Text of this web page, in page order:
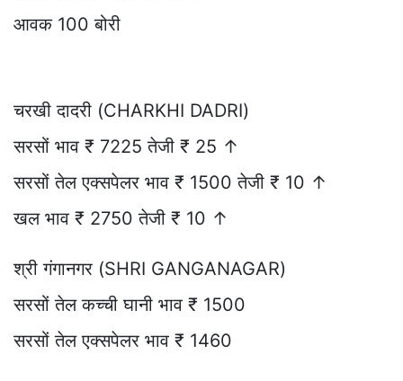
आवक 100 बोरी
चरखी दादरी (CHARKHI DADRI)
सरसों भाव ₹ 7225 तेजी ₹ 25 ↑
सरसों तेल एक्सपेलर भाव ₹ 1500 तेजी ₹ 10 ↑
खल भाव ₹ 2750 तेजी ₹ 10 ↑
श्री गंगानगर (SHRI GANGANAGAR)
सरसों तेल कच्ची घानी भाव ₹ 1500
सरसों तेल एक्सपेलर भाव ₹ 1460